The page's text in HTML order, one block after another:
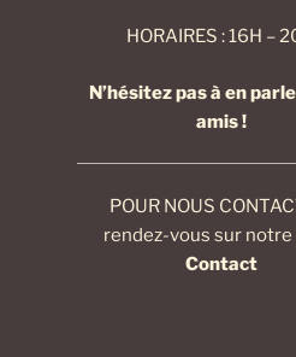
HORAIRES : 16H –
N’hésitez pas à en
amis !
POUR NOUS
rendez-vous sur notre
Contact